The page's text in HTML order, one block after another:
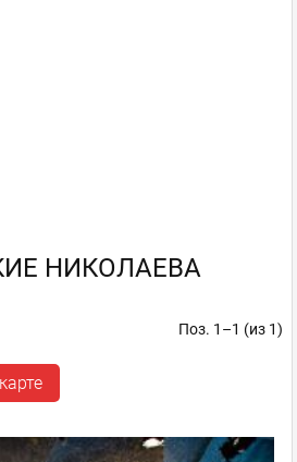
НИКОЛАЕВА
Поз. 1–1 (из 1)